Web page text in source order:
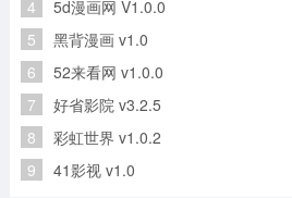
4 5d漫画网 V1.0.0
5 黑背漫画 v1.0
6 52来看网 v1.0.0
7 好省影院 v3.2.5
8 彩虹世界 v1.0.2
9 41影视 v1.0